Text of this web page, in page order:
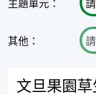
主題單元：
其他：
文旦果園